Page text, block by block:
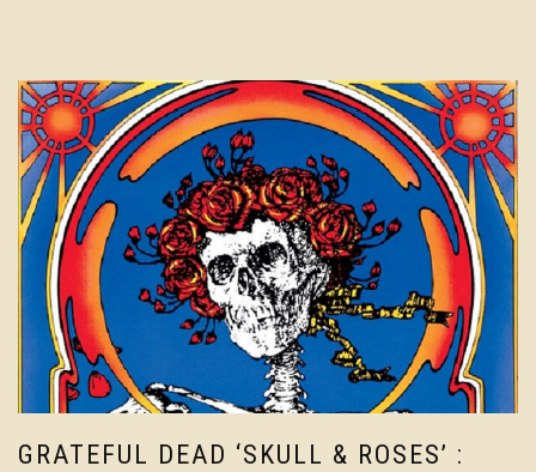
GRATEFUL DEAD ‘SKULL & ROSES’ :